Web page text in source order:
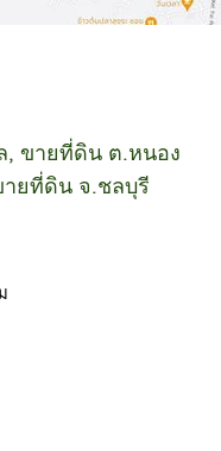
, ขายที่ดิน ต.หนอง
ยที่ดิน จ.ชลบุรี